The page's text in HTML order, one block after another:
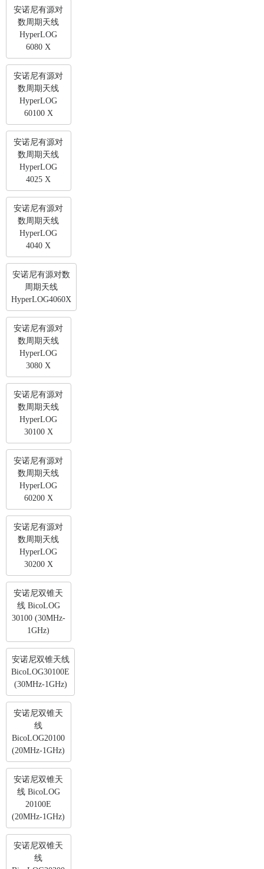
安诺尼有源对
数周期天线
HyperLOG
6080 X
安诺尼有源对
数周期天线
HyperLOG
60100 X
安诺尼有源对
数周期天线
HyperLOG
4025 X
安诺尼有源对
数周期天线
HyperLOG
4040 X
安诺尼有源对数
周期天线
HyperLOG4060X
安诺尼有源对
数周期天线
HyperLOG
3080 X
安诺尼有源对
数周期天线
HyperLOG
30100 X
安诺尼有源对
数周期天线
HyperLOG
60200 X
安诺尼有源对
数周期天线
HyperLOG
30200 X
安诺尼双锥天
线 BicoLOG
30100 (30MHz-
1GHz)
安诺尼双锥天线
BicoLOG30100E
(30MHz-1GHz)
安诺尼双锥天
线
BicoLOG20100
(20MHz-1GHz)
安诺尼双锥天
线 BicoLOG
20100E
(20MHz-1GHz)
安诺尼双锥天
线